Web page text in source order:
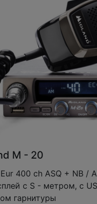
M - 20
400 ch ASQ + NB /
c S - метром, c
гарнитуры